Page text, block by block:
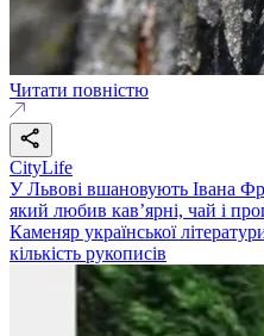
Читати повністю
CityLife
У Львові вшановують Івана
який любив кав’ярні, чай і
Каменяр української
кількість рукописів